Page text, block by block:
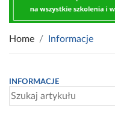
Home Informacje
INFORMACJE